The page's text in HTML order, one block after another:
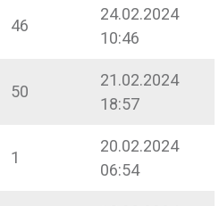
46
24.02.2024
10:46
50
21.02.2024
18:57
1
20.02.2024
06:54